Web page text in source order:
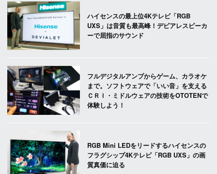
ハイセンスの最上位4Kテレビ「RGB
UXS」は音質も最高峰！デビアレスピーカ
ーで屈指のサウンド
フルデジタルアンプからゲーム、カラオケ
まで。ソフトウェアで「いい音」を支える
ＣＲＩ・ミドルウェアの技術をOTOTENで
体験しよう！
RGB Mini LEDをリードするハイセンスの
フラグシップ4Kテレビ「RGB UXS」の画
質真価に迫る